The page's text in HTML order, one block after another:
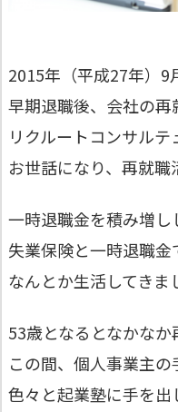
2015年（平成27年）9
早期退職後、会社の再
リクルートコンサルテ
お世話になり、再就職
一時退職金を積み増し
失業保険と一時退職金
なんとか生活してきま
53歳となるとなかなか
この間、個人事業主の
色々と起業塾に手を出